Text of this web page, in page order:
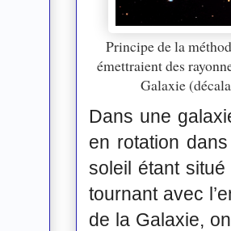
Principe de la
émettraient des
Galaxie
Dans une
en rotation
soleil étant
tournant avec
de la Galaxie,